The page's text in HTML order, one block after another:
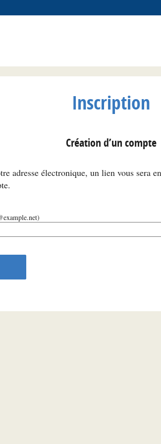
Inscription
Création d’un compte
adresse électronique, un lien vous sera